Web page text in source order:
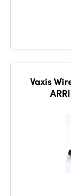
Vaxis